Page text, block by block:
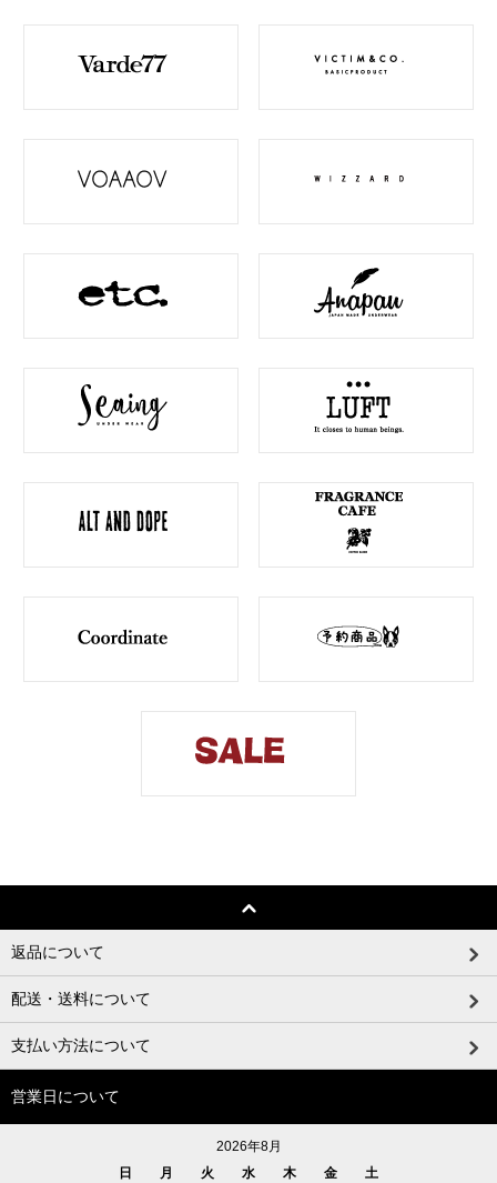
返品について
配送・送料について
支払い方法について
営業日について
2026年8月
日
月 火 水 木 金 土